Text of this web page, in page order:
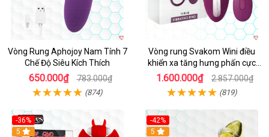
Vòng Rung Aphojoy Nam Tính 7
Chế Độ Siêu Kích Thích
650.000₫ 783.000₫
(874)
Vòng rung Svakom Wini điều
khiển xa tăng hưng phấn cực
đỉnh
1.600.000₫ 2.857.000₫
(819)
-36%
5
-42%
5